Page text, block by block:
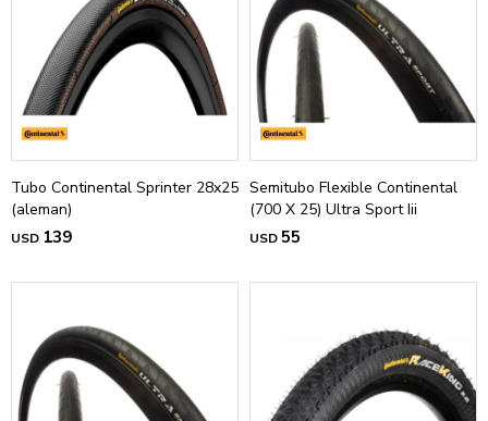
Tubo Continental Sprinter 28x25
(aleman)
USD 139
Semitubo Flexible Continental
(700 X 25) Ultra Sport Iii
USD55